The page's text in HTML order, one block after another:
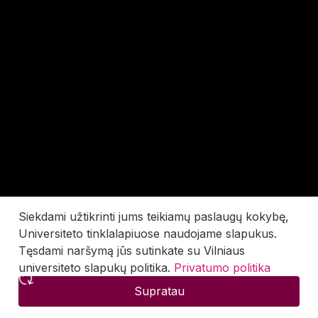
Siekdami užtikrinti jums teikiamų paslaugų kokybę,
Universiteto tinklalapiuose naudojame slapukus.
Tęsdami naršymą jūs sutinkate su Vilniaus
universiteto slapukų politika. Privatumo politika
Supratau